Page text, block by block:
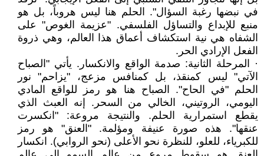
في نبضها رغبة السؤال". الحلم هنا ليس هروباً، بل هو
منبع للإبداع والتساؤل الفلسفي. "عزيمة الغوص" على
الشفاه هي نية استكشاف أعماق هذا العالم، وهي ذروة
الفعل الإرادي الحر.
· المرحلة الثانية: صدمة الواقع والانكسار. يأتي "الصباح
الآتي" ليس كمنقذ، بل كمنافس مزعج، "يزاحم" نور
الحلم "في الحاح". الصباح هنا هو رمز للواقع المادي
اليومي، الروتيني، الخالي من السحر. إنه العبث الذي
يقطع استمرارية الحلم. والنتيجة مروعة: "انكسرت
عنقها". هذه صورة عنيفة ومؤلمة. "العنق" هو رمز
للكبرياء، للعلو، للنظرة نحو الأعلى (نحو الروابي). انكسار